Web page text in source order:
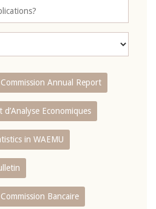
Annual Report
d’Analyse Economiques
in WAEMU
Bancaire